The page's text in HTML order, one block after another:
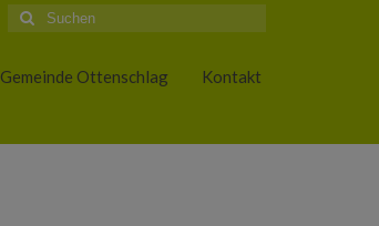
Suche
nach:
Gemeinde Ottenschlag Kontakt